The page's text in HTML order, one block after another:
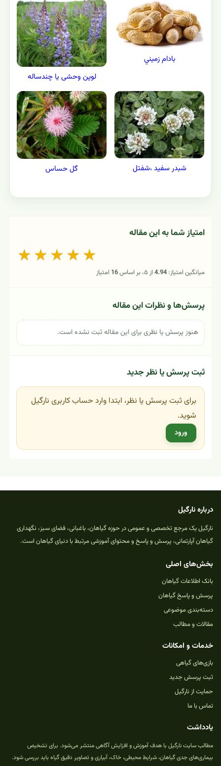
بادام زميني
لوپن وحشی یا چندساله
شبدر سفید ،شفتل گل حساس
امتیاز شما به این مقاله
★ ★ ★ ★ ★
میانگین امتیاز: 4.94از ۵، بر اساس 16 امتیاز
پرسش‌ها و نظرات این مقاله
هنوز پرسش یا نظری برای این مقاله ثبت نشده است.
ثبت پرسش یا نظر جدید
برای ثبت پرسش یا نظر، ابتدا وارد حساب کاربری نارگیل
شوید.
ورود
درباره نارگیل
نارگیل یک مرجع تخصصی و عمومی در حوزه گیاهان، باغبانی، فضای سبز، نگهداری
گیاهان آپارتمانی، پرسش و پاسخ و محتوای آموزشی مرتبط با دنیای گیاهان است.
بخش‌های اصلی
بانک اطلاعات گیاهان
پرسش و پاسخ گیاهان
دسته‌بندی موضوعی
مقالات و مطالب
خدمات و امکانات
بازی‌های گیاهی
ثبت پرسش جدید
حمایت از نارگیل
تماس با ما
یادداشت
مطالب سایت نارگیل با هدف آموزش و افزایش آگاهی منتشر می‌شود. برای تشخیص
بیماری‌های جدی گیاهان، شرایط محیطی، خاک، آبیاری و تصاویر دقیق گیاه باید بررسی شود.